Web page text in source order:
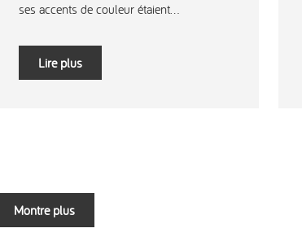
ses accents de couleur étaient...
Lire plus
Montre plus